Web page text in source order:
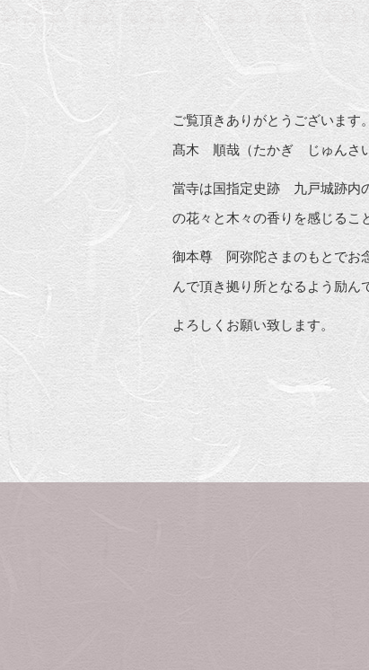
ご覧頂きありがとうございます。
髙木 順哉（たかぎ じゅんさい
當寺は国指定史跡 九戸城跡内
の花々と木々の香りを感じるこ
御本尊 阿弥陀さまのもとでお
んで頂き拠り所となるよう励ん
よろしくお願い致します。